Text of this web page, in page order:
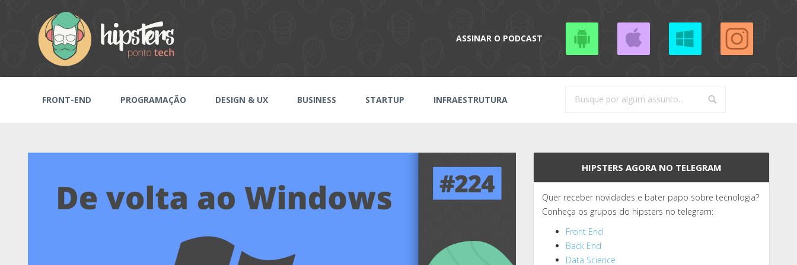
ASSINAR O PODCAST
FRONT-END PROGRAMAÇÃO DESIGN & UX BUSINESS STARTUP INFRAESTRUTURA
HIPSTERS AGORA NO TELEGRAM
Quer receber novidades e bater papo sobre tecnologia?
Conheça os grupos do hipsters no telegram:
Front End
Back End
Data Science